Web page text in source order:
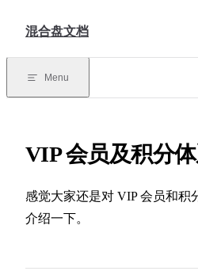
混合盘文档
Menu
VIP 会员及积分
感觉大家还是对 VIP 会员和积
介绍一下。